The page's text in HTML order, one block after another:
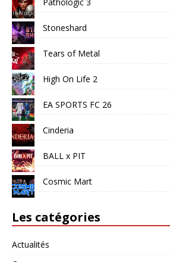
Stoneshard
Tears of Metal
High On Life 2
EA SPORTS FC 26
Cinderia
BALL x PIT
Cosmic Mart
Les catégories
Actualités